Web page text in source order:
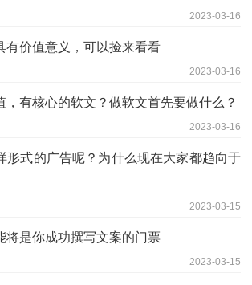
2023-03-16
有价值意义，可以捡来看看
2023-03-16
，有核心的软文？做软文首先要做什么？
2023-03-16
形式的广告呢？为什么现在大家都趋向于
2023-03-15
将是你成功撰写文案的门票
2023-03-15